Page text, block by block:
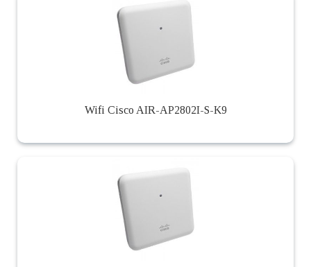
Wifi Cisco AIR-AP2802I-S-K9